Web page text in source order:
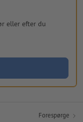
eller efter du
Forespørge